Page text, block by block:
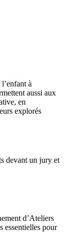
à
aussi aux
en
explorés
devant un jury et
d’Ateliers
essentielles pour